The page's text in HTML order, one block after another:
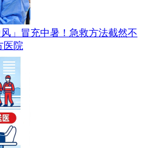
」冒充中暑！急救方法截然不
医院